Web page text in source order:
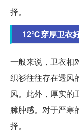
择。
12℃穿厚卫衣
一般来说，卫衣相
织衫往往存在透风
风。此外，厚实的
臃肿感。对于严寒
择。